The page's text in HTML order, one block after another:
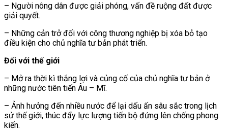
– Người nông dân được giải phóng, vấn đề ruộng đất được
giải quyết.
– Những cản trở đối với công thương nghiệp bị xóa bỏ tạo
điều kiện cho chủ nghĩa tư bản phát triển.
Đối với thế giới
– Mở ra thời kì thắng lợi và củng cố của chủ nghĩa tư bản ở
những nước tiên tiến Âu – Mĩ.
– Ảnh hưởng đến nhiều nước để lại dấu ấn sâu sắc trong lịch
sử thế giới, thúc đẩy lực lượng tiến bộ đứng lên chống phong
kiến.